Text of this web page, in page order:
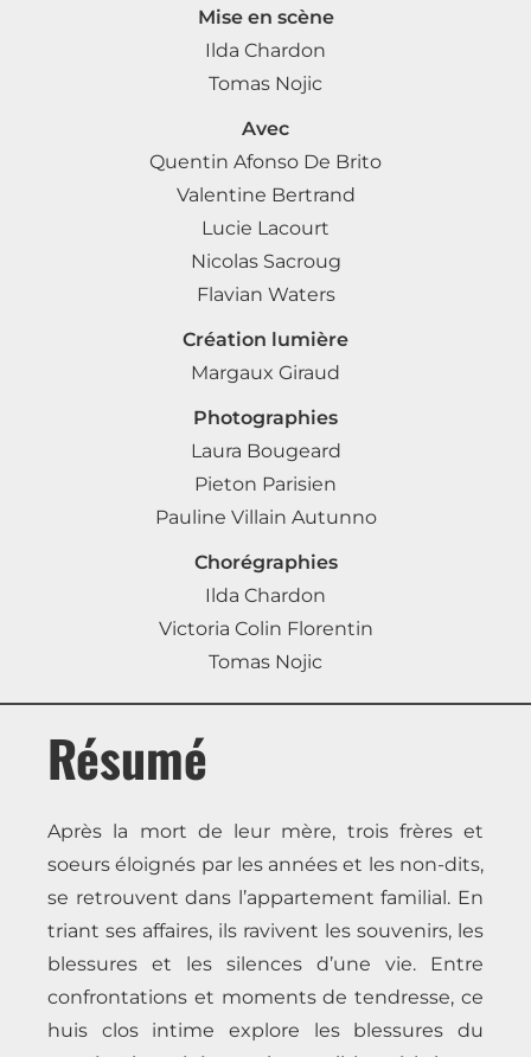
Mise en scène
Ilda Chardon
Tomas Nojic
Avec
Quentin Afonso De Brito
Valentine Bertrand
Lucie Lacourt
Nicolas Sacroug
Flavian Waters
Création lumière
Margaux Giraud
Photographies
Laura Bougeard
Pieton Parisien
Pauline Villain Autunno
Chorégraphies
Ilda Chardon
Victoria Colin Florentin
Tomas Nojic
Résumé
Après la mort de leur mère, trois frères et
soeurs éloignés par les années et les non-dits,
se retrouvent dans l’appartement familial. En
triant ses affaires, ils ravivent les souvenirs, les
blessures et les silences d’une vie. Entre
confrontations et moments de tendresse, ce
huis clos intime explore les blessures du